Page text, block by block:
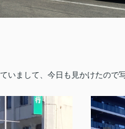
いまして、今日も見かけたので